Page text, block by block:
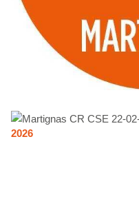
2026